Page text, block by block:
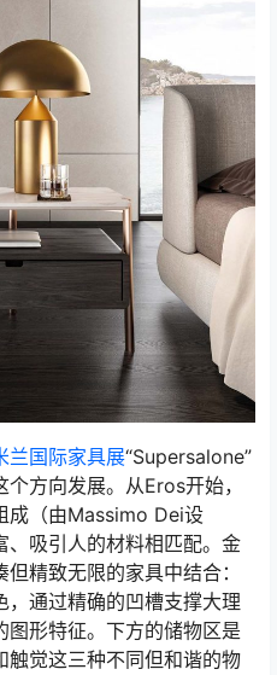
兰国际家具展“Supersalone”
方向发展。从Eros开始，
成（由Massimo Dei设
、吸引人的材料相匹配。金
精致无限的家具中结合：
通过精确的凹槽支撑大理
形特征。下方的储物区是
触觉这三种不同但和谐的物